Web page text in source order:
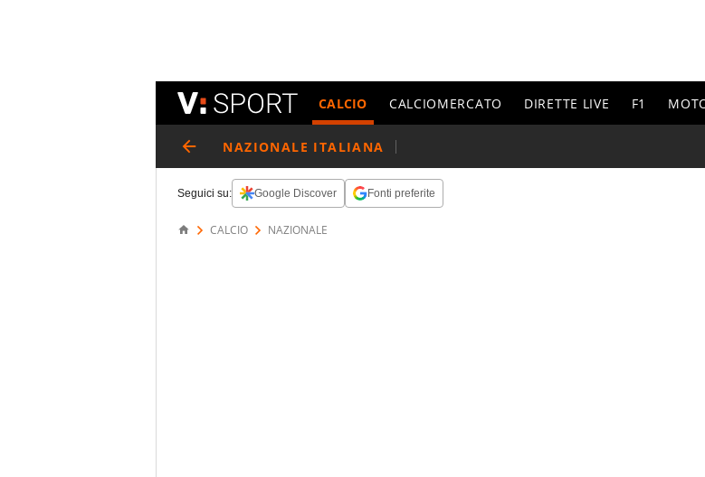
CALCIO CALCIOMERCATO DIRETTE LIVE F1
NAZIONALE ITALIANA
Seguici su: Google Discover Fonti preferite
CALCIO NAZIONALE